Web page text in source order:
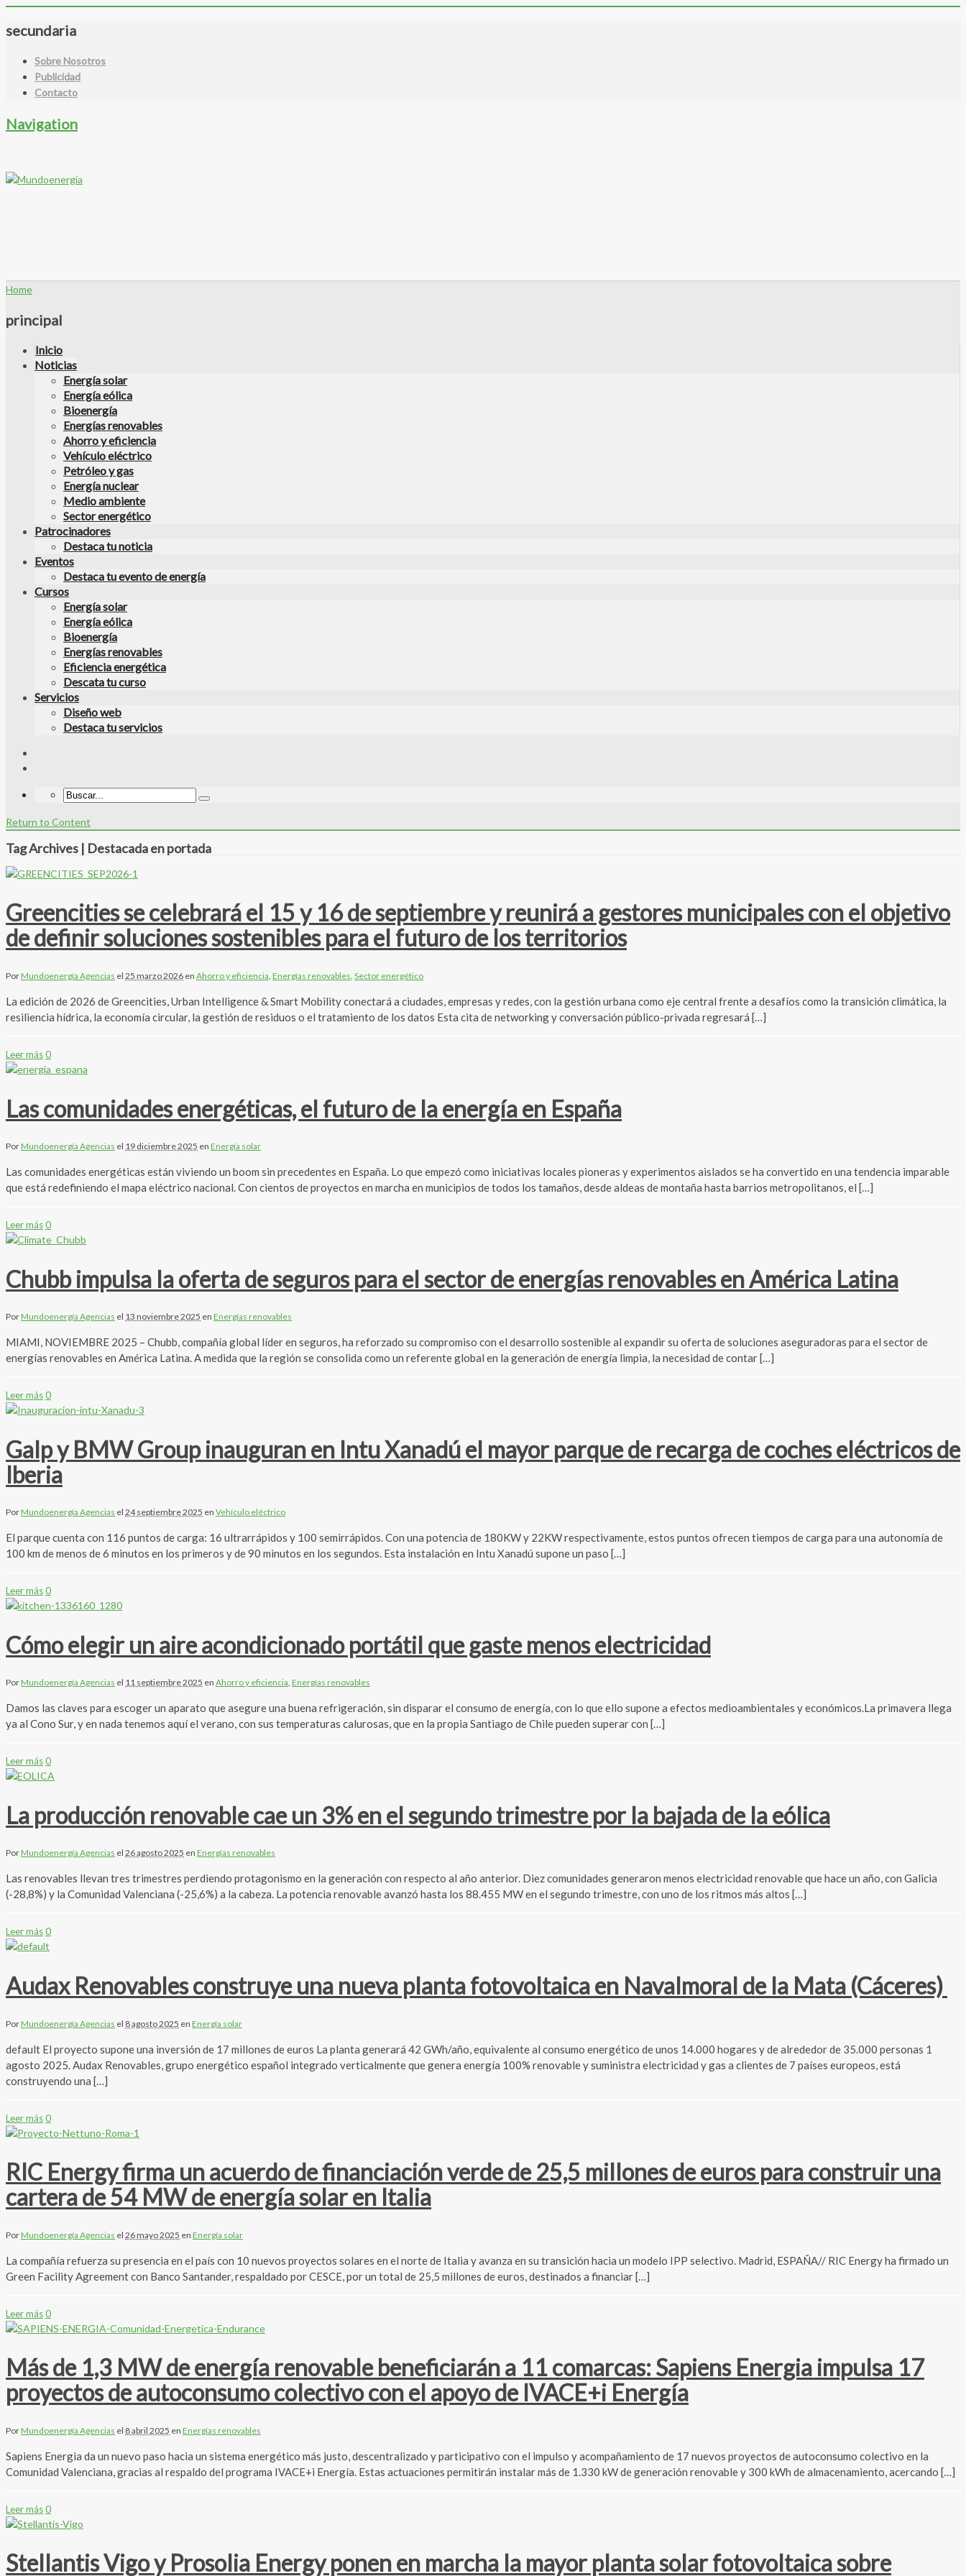
secundaria
Sobre Nosotros
Publicidad
Contacto
Navigation
Home
principal
Inicio
Noticias
Energía solar
Energía eólica
Bioenergía
Energías renovables
Ahorro y eficiencia
Vehículo eléctrico
Petróleo y gas
Energía nuclear
Medio ambiente
Sector energético
Patrocinadores
Destaca tu noticia
Eventos
Destaca tu evento de energía
Cursos
Energía solar
Energía eólica
Bioenergía
Energías renovables
Eficiencia energética
Descata tu curso
Servicios
Diseño web
Destaca tu servicios
Return to Content
Tag Archives | Destacada en portada
Greencities se celebrará el 15 y 16 de septiembre y reunirá a gestores municipales con el objetivo
de definir soluciones sostenibles para el futuro de los territorios
PorMundoenergía Agencias el 25 marzo 2026 en Ahorro y eficiencia Energías renovables Sector energético
La edición de 2026 de Greencities, Urban Intelligence & Smart Mobility conectará a ciudades, empresas y redes, con la gestión urbana como eje central frente a desafíos como la transición climática, la
resiliencia hídrica, la economía circular, la gestión de residuos o el tratamiento de los datos Esta cita de networking y conversación público-privada regresará […]
Leer más0
Las comunidades energéticas, el futuro de la energía en España
PorMundoenergía Agencias el 19 diciembre 2025 en Energía solar
Las comunidades energéticas están viviendo un boom sin precedentes en España. Lo que empezó como iniciativas locales pioneras y experimentos aislados se ha convertido en una tendencia imparable
que está redefiniendo el mapa eléctrico nacional. Con cientos de proyectos en marcha en municipios de todos los tamaños, desde aldeas de montaña hasta barrios metropolitanos, el […]
Leer más0
Chubb impulsa la oferta de seguros para el sector de energías renovables en América Latina
PorMundoenergía Agencias el 13 noviembre 2025 en Energías renovables
MIAMI, NOVIEMBRE 2025 – Chubb, compañía global líder en seguros, ha reforzado su compromiso con el desarrollo sostenible al expandir su oferta de soluciones aseguradoras para el sector de
energías renovables en América Latina. A medida que la región se consolida como un referente global en la generación de energía limpia, la necesidad de contar […]
Leer más0
Galp y BMW Group inauguran en Intu Xanadú el mayor parque de recarga de coches eléctricos de
Iberia
PorMundoenergía Agencias el 24 septiembre 2025 en Vehículo eléctrico
El parque cuenta con 116 puntos de carga: 16 ultrarrápidos y 100 semirrápidos. Con una potencia de 180KW y 22KW respectivamente, estos puntos ofrecen tiempos de carga para una autonomía de
100 km de menos de 6 minutos en los primeros y de 90 minutos en los segundos. Esta instalación en Intu Xanadú supone un paso […]
Leer más0
Cómo elegir un aire acondicionado portátil que gaste menos electricidad
PorMundoenergía Agencias el 11 septiembre 2025 en Ahorro y eficiencia, Energías renovables
Damos las claves para escoger un aparato que asegure una buena refrigeración, sin disparar el consumo de energía, con lo que ello supone a efectos medioambientales y económicos.La primavera llega
ya al Cono Sur, y en nada tenemos aquí el verano, con sus temperaturas calurosas, que en la propia Santiago de Chile pueden superar con […]
Leer más0
La producción renovable cae un 3% en el segundo trimestre por la bajada de la eólica
PorMundoenergía Agencias el 26 agosto 2025 en Energías renovables
Las renovables llevan tres trimestres perdiendo protagonismo en la generación con respecto al año anterior. Diez comunidades generaron menos electricidad renovable que hace un año, con Galicia
(-28,8%) y la Comunidad Valenciana (-25,6%) a la cabeza. La potencia renovable avanzó hasta los 88.455 MW en el segundo trimestre, con uno de los ritmos más altos […]
Leer más0
Audax Renovables construye una nueva planta fotovoltaica en Navalmoral de la Mata (Cáceres)
PorMundoenergía Agencias el 8 agosto 2025 en Energía solar
default El proyecto supone una inversión de 17 millones de euros La planta generará 42 GWh/año, equivalente al consumo energético de unos 14.000 hogares y de alrededor de 35.000 personas 1
agosto 2025. Audax Renovables, grupo energético español integrado verticalmente que genera energía 100% renovable y suministra electricidad y gas a clientes de 7 países europeos, está
construyendo una […]
Leer más0
RIC Energy firma un acuerdo de financiación verde de 25,5 millones de euros para construir una
cartera de 54 MW de energía solar en Italia
PorMundoenergía Agencias el 26 mayo 2025 en Energía solar
La compañía refuerza su presencia en el país con 10 nuevos proyectos solares en el norte de Italia y avanza en su transición hacia un modelo IPP selectivo. Madrid, ESPAÑA// RIC Energy ha firmado un
Green Facility Agreement con Banco Santander, respaldado por CESCE, por un total de 25,5 millones de euros, destinados a financiar […]
Leer más0
Más de 1,3 MW de energía renovable beneficiarán a 11 comarcas: Sapiens Energia impulsa 17
proyectos de autoconsumo colectivo con el apoyo de IVACE+i Energía
PorMundoenergía Agencias el 8 abril 2025 en Energías renovables
Sapiens Energia da un nuevo paso hacia un sistema energético más justo, descentralizado y participativo con el impulso y acompañamiento de 17 nuevos proyectos de autoconsumo colectivo en la
Comunidad Valenciana, gracias al respaldo del programa IVACE+i Energía. Estas actuaciones permitirán instalar más de 1.330 kW de generación renovable y 300 kWh de almacenamiento, acercando […]
Leer más0
Stellantis Vigo y Prosolia Energy ponen en marcha la mayor planta solar fotovoltaica sobre